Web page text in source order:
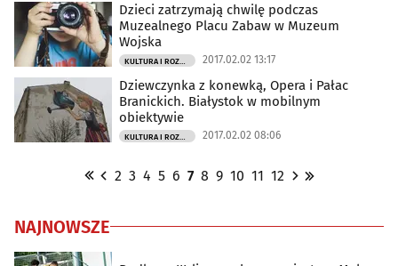
Dzieci zatrzymają chwilę podczas
Muzealnego Placu Zabaw w Muzeum
Wojska
2017.02.02 13:17
Dziewczynka z konewką, Opera i Pałac
Branickich. Białystok w mobilnym
obiektywie
2017.02.02 08:06
2 3 4 5 6 7 8 9 10 11 12
NAJNOWSZE